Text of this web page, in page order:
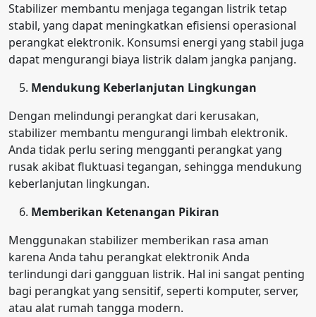
Stabilizer membantu menjaga tegangan listrik tetap
stabil, yang dapat meningkatkan efisiensi operasional
perangkat elektronik. Konsumsi energi yang stabil juga
dapat mengurangi biaya listrik dalam jangka panjang.
Mendukung Keberlanjutan Lingkungan
Dengan melindungi perangkat dari kerusakan,
stabilizer membantu mengurangi limbah elektronik.
Anda tidak perlu sering mengganti perangkat yang
rusak akibat fluktuasi tegangan, sehingga mendukung
keberlanjutan lingkungan.
Memberikan Ketenangan Pikiran
Menggunakan stabilizer memberikan rasa aman
karena Anda tahu perangkat elektronik Anda
terlindungi dari gangguan listrik. Hal ini sangat penting
bagi perangkat yang sensitif, seperti komputer, server,
atau alat rumah tangga modern.